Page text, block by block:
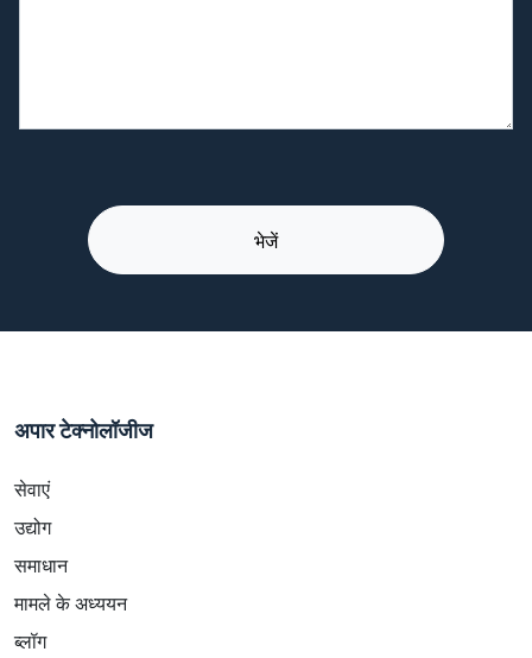
अपार टेक्नोलॉजीज
सेवाएं
उद्योग
समाधान
मामले के अध्ययन
ब्लॉग